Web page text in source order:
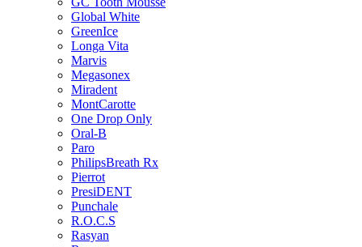
Global White
GreenIce
Longa Vita
Marvis
Megasonex
Miradent
MontCarotte
One Drop Only
Oral-B
Paro
PhilipsBreath Rx
Pierrot
PresiDENT
Punchale
R.O.C.S
Rasyan